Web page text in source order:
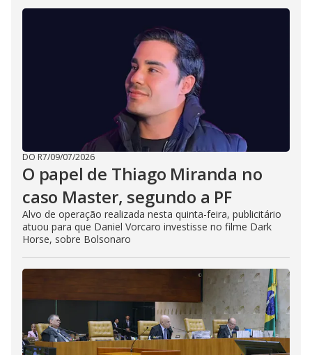
DO R7/09/07/2026
O papel de Thiago Miranda no
caso Master, segundo a PF
Alvo de operação realizada nesta quinta-feira, publicitário
atuou para que Daniel Vorcaro investisse no filme Dark
Horse, sobre Bolsonaro